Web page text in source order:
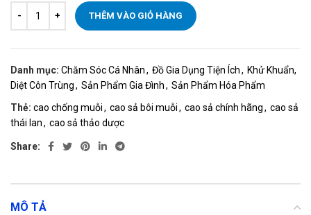
THÊM VÀO GIỎ HÀNG
Danh mục: Chăm Sóc Cá Nhân, Đồ Gia Dụng Tiện Ích, Khử Khuẩn,
Diệt Côn Trùng, Sản Phẩm Gia Đình, Sản Phẩm Hóa Phẩm
Thẻ: cao chống muỗi, cao sả bôi muỗi, cao sả chính hãng, cao sả
thái lan, cao sả thảo dược
Share:
MÔ TẢ